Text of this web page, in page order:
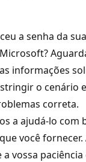
a senha da
informações
o cenário
correta.
a ajudá-lo com
você fornecer.
vossa paciência